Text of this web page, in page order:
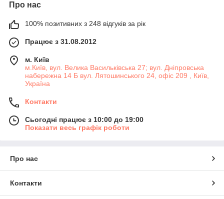
Про нас
100% позитивних з 248 відгуків за рік
Працює з 31.08.2012
м. Київ
м.Київ, вул. Велика Васильківська 27; вул. Дніпровська
набережна 14 Б вул. Лятошинського 24, офіс 209 , Київ,
Україна
Контакти
Сьогодні працює з 10:00 до 19:00
Показати весь графік роботи
Про нас
Контакти